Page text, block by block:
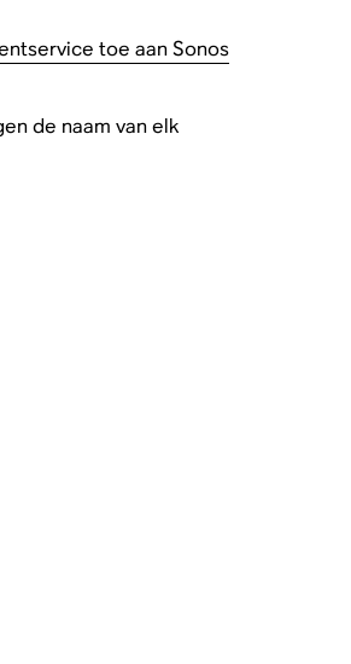
toe aan Sonos
de naam van elk